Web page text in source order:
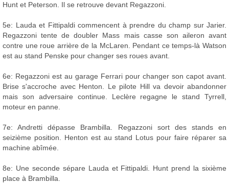
Hunt et Peterson. Il se retrouve devant Regazzoni.
5e: Lauda et Fittipaldi commencent à prendre du champ sur Jarier.
Regazzoni tente de doubler Mass mais casse son aileron avant
contre une roue arrière de la McLaren. Pendant ce temps-là Watson
est au stand Penske pour changer ses roues avant.
6e: Regazzoni est au garage Ferrari pour changer son capot avant.
Brise s'accroche avec Henton. Le pilote Hill va devoir abandonner
mais son adversaire continue. Leclère regagne le stand Tyrrell,
moteur en panne.
7e: Andretti dépasse Brambilla. Regazzoni sort des stands en
seizième position. Henton est au stand Lotus pour faire réparer sa
machine abîmée.
8e: Une seconde sépare Lauda et Fittipaldi. Hunt prend la sixième
place à Brambilla.